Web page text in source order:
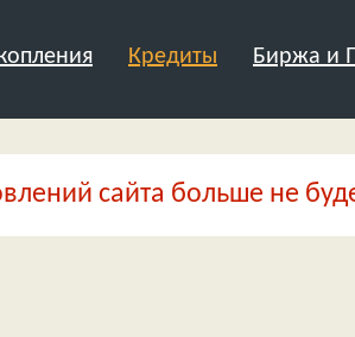
Кредиты Биржа и
сайта больше не